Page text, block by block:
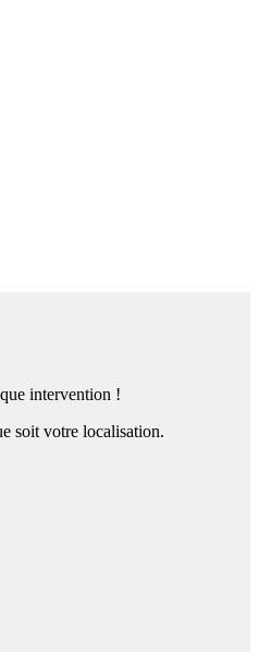
intervention !
soit votre localisation.